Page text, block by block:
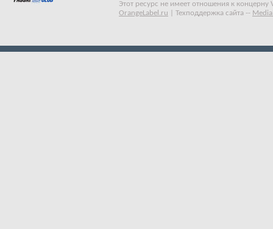
Этот ресурс не имеет отношения к концерну
OrangeLabel.ru
Техподдержка сайта --